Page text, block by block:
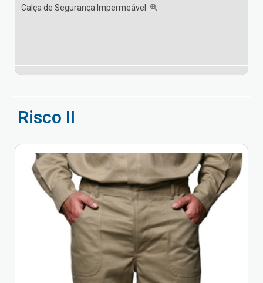
Calça de Segurança Impermeável
Risco II